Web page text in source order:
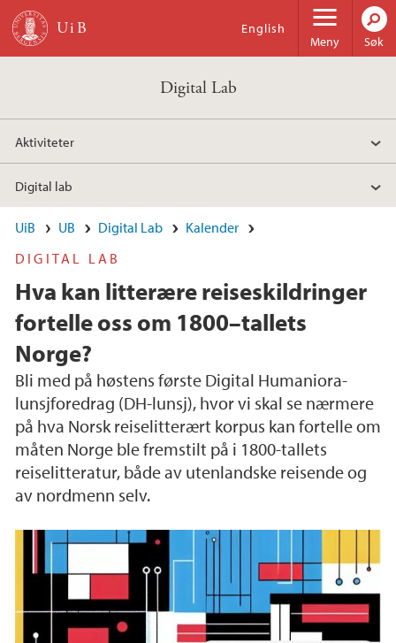
Hopp til hovedinnhold
Meny
English
Søk
Digital Lab
Aktiviteter
Digital lab
UiB UB Digital Lab
Kalender
DIGITAL LAB
Hva kan litterære reiseskildringer
fortelle oss om 1800–tallets
Norge?
Bli med på høstens første Digital Humaniora-
lunsjforedrag (DH-lunsj), hvor vi skal se nærmere
på hva Norsk reiselitterært korpus kan fortelle om
måten Norge ble fremstilt på i 1800-tallets
reiselitteratur, både av utenlandske reisende og
av nordmenn selv.